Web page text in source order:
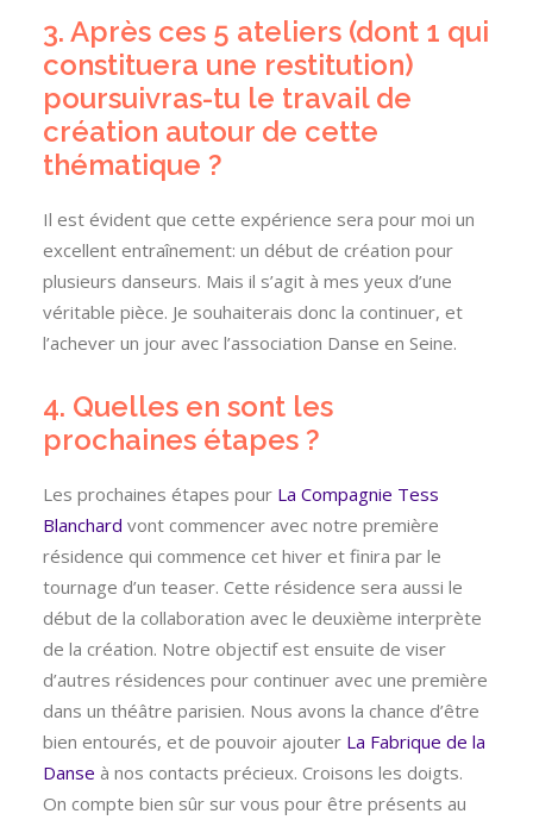
3. Après ces 5 ateliers (dont 1 qui
constituera une restitution)
poursuivras-tu le travail de
création autour de cette
thématique ?
Il est évident que cette expérience sera pour moi un
excellent entraînement: un début de création pour
plusieurs danseurs. Mais il s’agit à mes yeux d’une
véritable pièce. Je souhaiterais donc la continuer, et
l’achever un jour avec l’association Danse en Seine.
4. Quelles en sont les
prochaines étapes ?
Les prochaines étapes pour La Compagnie Tess
Blanchard vont commencer avec notre première
résidence qui commence cet hiver et finira par le
tournage d’un teaser. Cette résidence sera aussi le
début de la collaboration avec le deuxième interprète
de la création. Notre objectif est ensuite de viser
d’autres résidences pour continuer avec une première
dans un théâtre parisien. Nous avons la chance d’être
bien entourés, et de pouvoir ajouter La Fabrique de la
Danse à nos contacts précieux. Croisons les doigts.
On compte bien sûr sur vous pour être présents au